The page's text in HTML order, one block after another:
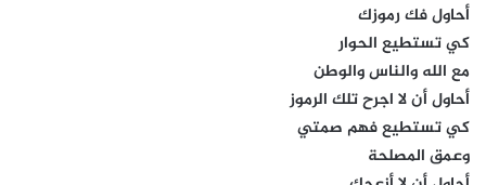
أحاول فك رموزك
كي تستطيع الحوار
مع الله والناس والوطن
أحاول أن لا اجرح تلك الرموز
كي تستطيع فهم صمتي
وعمق المصلحة